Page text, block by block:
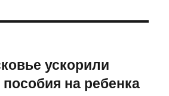
ускорили
на ребенка